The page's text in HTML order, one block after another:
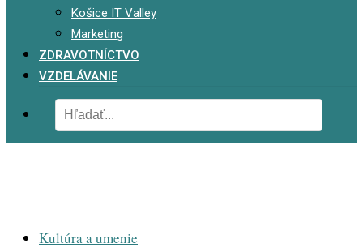
Košice IT Valley
Marketing
ZDRAVOTNÍCTVO
VZDELÁVANIE
Kultúra a umenie